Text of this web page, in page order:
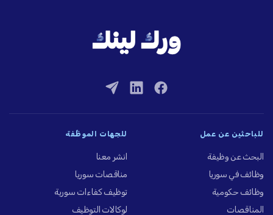
للباحثين عن عمل
البحث عن وظيفة
وظائف في سوريا
وظائف حكومية
المناقصات
للجهات الموظِّفة
انشر معنا
مناقصات سوريا
توظيف كفاءات سورية
لوكالات التوظيف